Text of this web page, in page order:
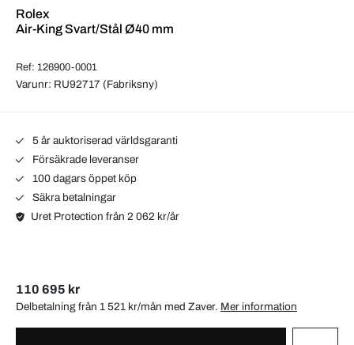
Rolex
Air-King Svart/Stål Ø40 mm
Ref: 126900-0001
Varunr: RU92717 (Fabriksny)
5 år auktoriserad världsgaranti
Försäkrade leveranser
100 dagars öppet köp
Säkra betalningar
Uret Protection från 2 062 kr/år
110 695 kr
Delbetalning från 1 521 kr/mån med Zaver. Mer information